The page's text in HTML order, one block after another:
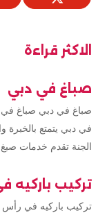
الاكثر قراءة
صباغ في دبي
صباغ في دبي صباغ
في دبي يتمتع بالخبرة
الجنة تقدم خدمات
تركيب باركيه
تركيب باركيه في رأس